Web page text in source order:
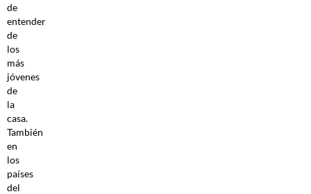
de
entender
de
los
más
jóvenes
de
la
casa.
También
en
los
países
del